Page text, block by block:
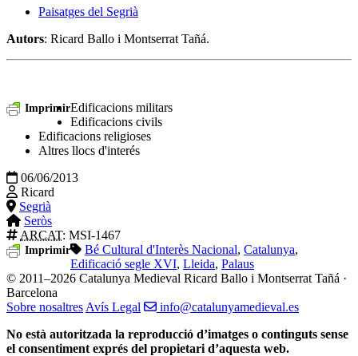
Paisatges del Segrià
Autors: Ricard Ballo i Montserrat Tañá.
ImprimirEdificacions militars
Edificacions civils
Edificacions religioses
Altres llocs d'interés
06/06/2013
Ricard
Segrià
Seròs
ARCAT: MSI-1467
Imprimir Bé Cultural d'Interès Nacional, Catalunya,
Edificació segle XVI, Lleida, Palaus
© 2011–2026 Catalunya Medieval Ricard Ballo i Montserrat Tañá ·
Barcelona
Sobre nosaltres Avís Legal
info@catalunyamedieval.es
No està autoritzada la reproducció d’imatges o continguts sense
el consentiment exprés del propietari d’aquesta web.